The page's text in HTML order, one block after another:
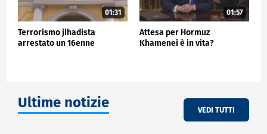
01:31
Terrorismo jihadista
arrestato un 16enne
01:57
Attesa per Hormuz
Khamenei è in vita?
Ultime notizie VEDI TUTTI